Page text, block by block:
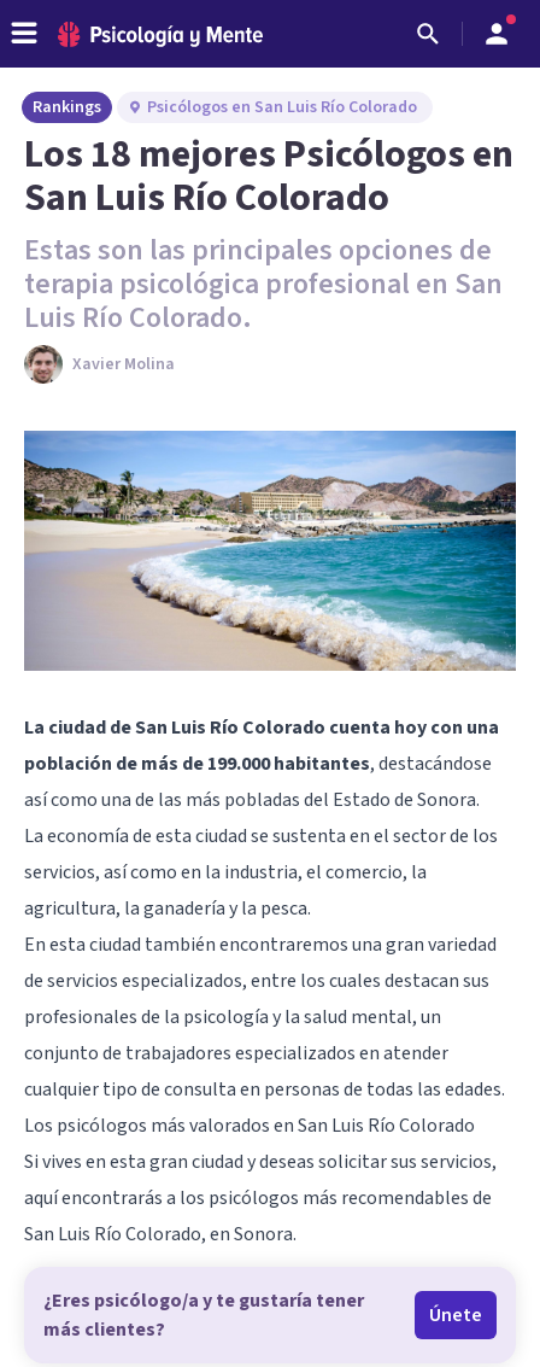
Rankings Psicólogos en San Luis Río Colorado
Los 18 mejores Psicólogos en
San Luis Río Colorado
Estas son las principales opciones de
terapia psicológica profesional en San
Luis Río Colorado.
Xavier Molina
La ciudad de San Luis Río Colorado cuenta hoy con una
población de más de 199.000 habitantes, destacándose
así como una de las más pobladas del Estado de Sonora.
La economía de esta ciudad se sustenta en el sector de los
servicios, así como en la industria, el comercio, la
agricultura, la ganadería y la pesca.
En esta ciudad también encontraremos una gran variedad
de servicios especializados, entre los cuales destacan sus
profesionales de la psicología y la salud mental, un
conjunto de trabajadores especializados en atender
cualquier tipo de consulta en personas de todas las edades.
Los psicólogos más valorados en San Luis Río Colorado
Si vives en esta gran ciudad y deseas solicitar sus servicios,
aquí encontrarás a los psicólogos más recomendables de
San Luis Río Colorado, en Sonora.
¿Eres psicólogo/a y te gustaría tener
más clientes?
Únete